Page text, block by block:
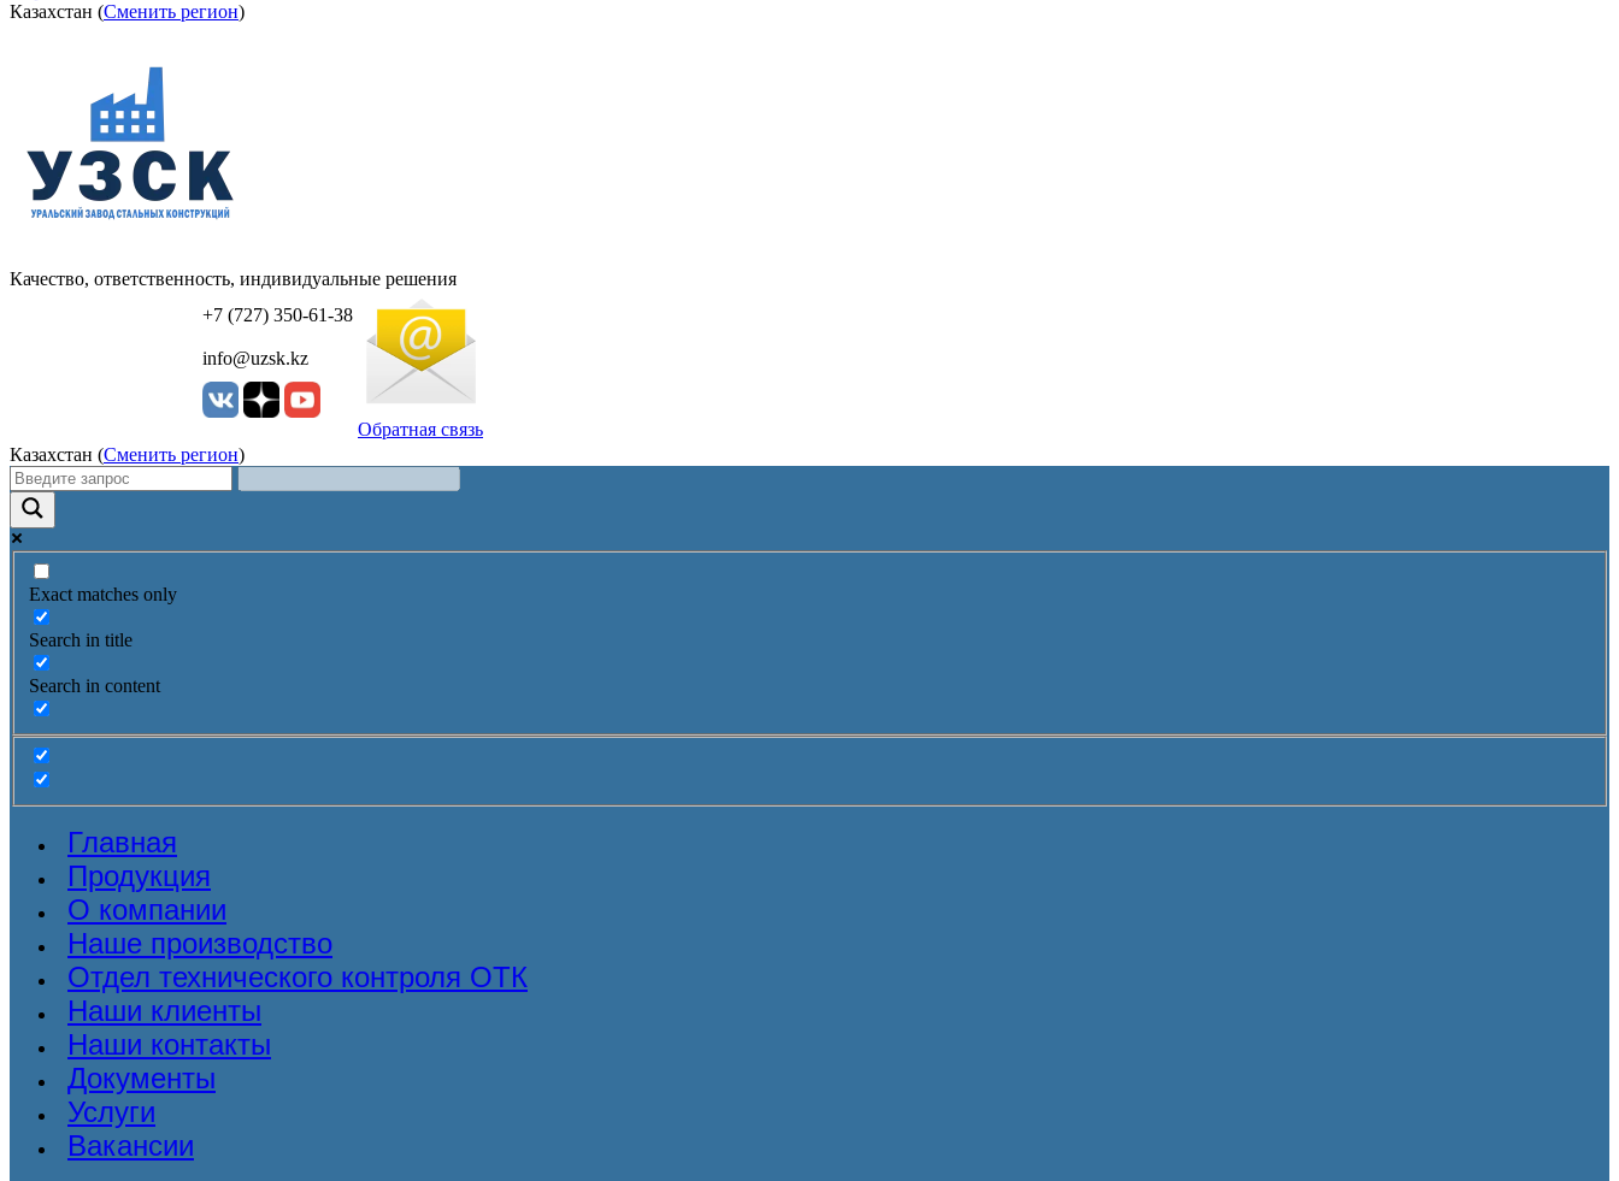
Казахстан (Сменить регион)
УЗСК Казахстан
Качество, ответственность, индивидуальные решения
+7 (727) 350-61-38
info@uzsk.kz
Обратная связь
Казахстан (Сменить регион)
Exact matches only
Search in title
Search in content
Главная
Продукция
О компании
Наше производство
Отдел технического контроля ОТК
Наши клиенты
Наши контакты
Документы
Услуги
Вакансии